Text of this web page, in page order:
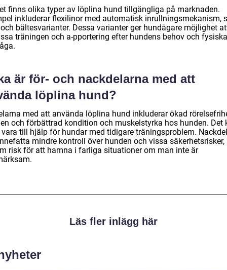
finns olika typer av löplina hund tillgängliga på marknaden.
inkluderar flexilinor med automatisk inrullningsmekanism,
bältesvarianter. Dessa varianter ger hundägare möjlighet
träningen och a-pportering efter hundens behov och fysiska
är för- och nackdelarna med att
löplina hund?
med att använda löplina hund inkluderar ökad
och förbättrad kondition och muskelstyrka hos hunden. Det
vara till hjälp för hundar med tidigare träningsproblem.
mindre kontroll över hunden och vissa säkerhetsrisker,
risk för att hamna i farliga situationer om man inte är
Läs fler inlägg här